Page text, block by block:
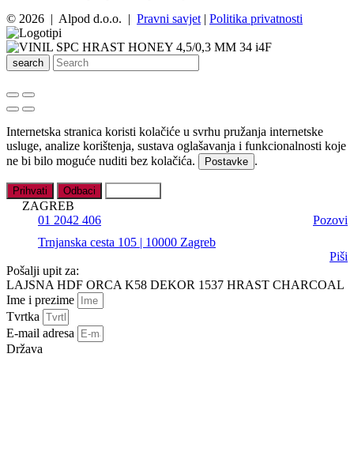
© 2026 | Alpod d.o.o. | Pravni savjet | Politika privatnosti
search
Internetska stranica koristi kolačiće u svrhu pružanja internetske
usluge, analize korištenja, sustava oglašavanja i funkcionalnosti koje
ne bi bilo moguće nuditi bez kolačića.
Postavke .
Prihvati Odbaci
ZAGREB
01 2042 406
Pozovi
Trnjanska cesta 105 | 10000 Zagreb
Piši
Pošalji upit za:
LAJSNA HDF ORCA K58 DEKOR 1537 HRAST CHARCOAL
Ime i prezime
Tvrtka
E-mail adresa
Država